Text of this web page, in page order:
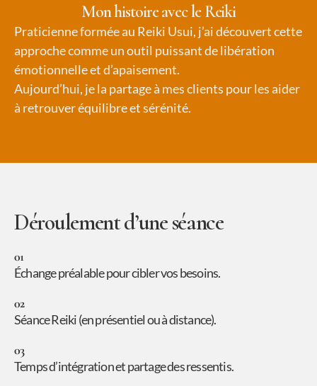
Mon histoire avec le Reiki
Praticienne formée au Reiki Usui, j’ai découvert cette
approche comme un outil puissant de libération
émotionnelle et d’apaisement.
Aujourd’hui, je la partageà mes clients pour les aider
à retrouver équilibre et sérénité.
Déroulement d’une séance
01
Échange préalable pour cibler vos besoins.
02
Séance Reiki (en présentiel ou à distance).
03
Temps d’intégration et partage des ressentis.